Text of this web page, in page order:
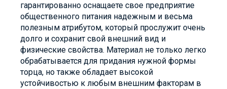
гарантированно оснащаете свое предприятие
общественного питания надежным и весьма
полезным атрибутом, который прослужит очень
долго и сохранит свой внешний вид и
физические свойства. Материал не только легко
обрабатывается для придания нужной формы
торца, но также обладает высокой
устойчивостью к любым внешним факторам в